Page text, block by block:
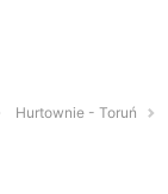
Hurtownie - Toruń